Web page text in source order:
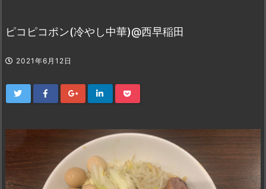
ピコピコポン(冷やし中華)@西早稲田
2021年6月12日